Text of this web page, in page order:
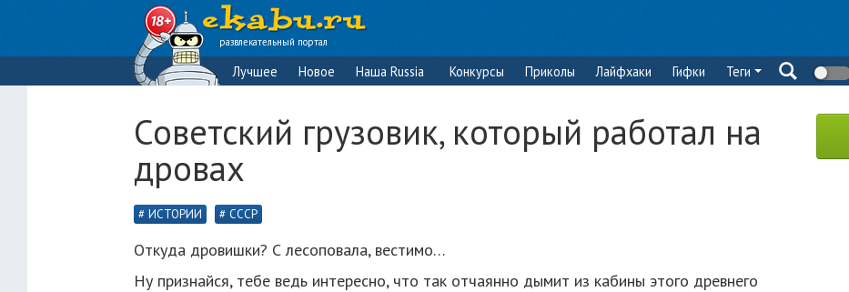
развлекательный портал
Лучшее Новое Наша Russia Конкурсы Приколы Лайфхаки Гифки Теги
Советский грузовик, который работал на
дровах
ИСТОРИИ СССР
Откуда дровишки? С лесоповала, вестимо…
Ну признайся, тебе ведь интересно, что так отчаянно дымит из кабины этого древнего